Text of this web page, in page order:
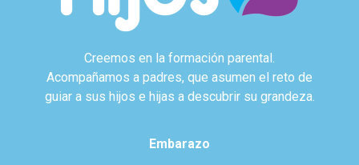
Creemos en la formación parental.
Acompañamos a padres, que asumen el reto de
guiar a sus hijos e hijas a descubrir su grandeza.
Embarazo